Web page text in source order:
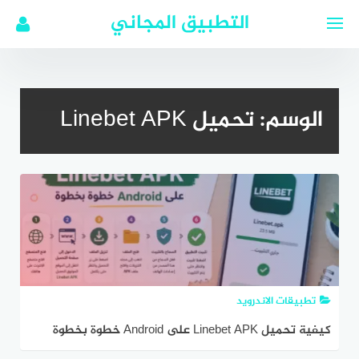
التطبيق المجاني
الوسم:تحميل Linebet APK
تطبيقات الاندرويد
كيفية تحميل Linebet APK على Android خطوة بخطوة